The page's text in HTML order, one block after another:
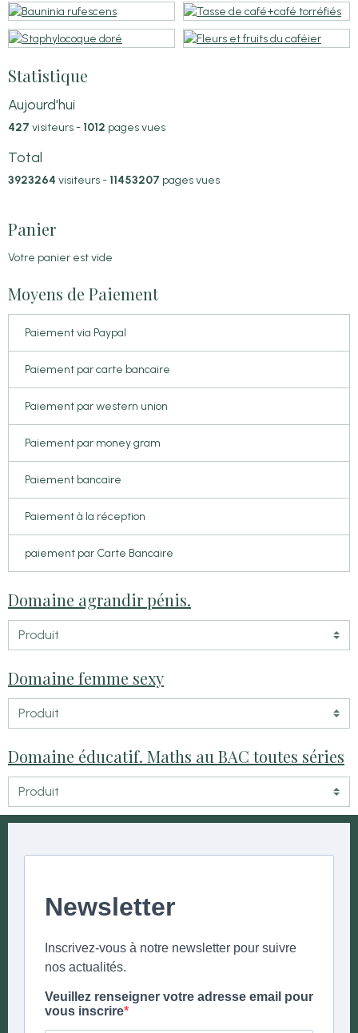
Statistique
Aujourd'hui
427 visiteurs - 1012 pages vues
Total
3923264 visiteurs - 11453207 pages vues
Panier
Votre panier est vide
Moyens de Paiement
Paiement via Paypal
Paiement par carte bancaire
Paiement par western union
Paiement par money gram
Paiement bancaire
Paiement à la réception
paiement par Carte Bancaire
Domaine agrandir pénis.
Domaine femme sexy
Domaine éducatif. Maths au BAC toutes séries